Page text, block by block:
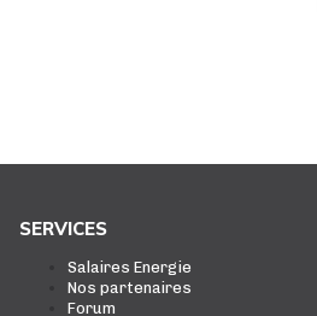
SERVICES
Salaires Energie
Nos partenaires
Forum